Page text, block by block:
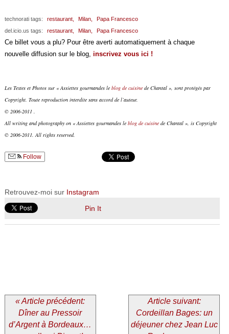
technorati tags: restaurant, Milan,
Papa Francesco
del.icio.us tags:
restaurant, Milan, Papa Francesco
Ce billet vous a plu? Pour être averti automatiquement à chaque
nouvelle diffusion sur le blog, inscrivez vous ici !
Les Textes et Photos sur « Assiettes gourmandes le blog de cuisinede Chantal », sont protégés par
Copyright. Toute reproduction interdite sans accord de l’auteur.
© 2006-2011 .
All writing and photography on « Assiettes gourmandes le blog de cuisinede Chantal », is Copyright
© 2006-2011. All rights reserved.
Follow
Retrouvez-moi sur Instagram
Pin It
« Article précédent:
Dîner au Pressoir
d’Argent à Bordeaux…
Article suivant:
Cordeillan Bages: un
déjeuner chez Jean Luc